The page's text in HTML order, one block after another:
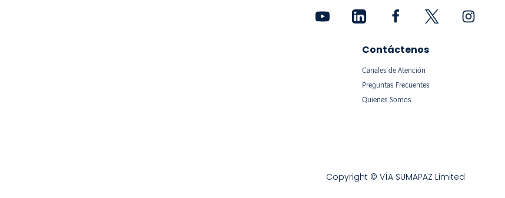
Contáctenos
Canales de Atención
Preguntas Frecuentes
Quienes Somos
Copyright © VÍA SUMAPAZ Limited